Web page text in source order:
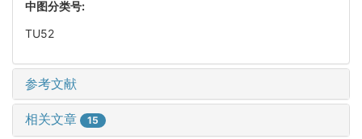
中图分类号:
TU52
参考文献
相关文章 15